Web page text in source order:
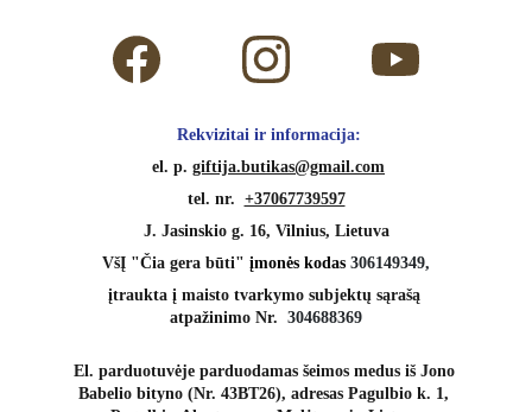
Rekvizitai ir informacija:
el. p. giftija.butikas@gmail.com
tel. nr. +37067739597
J. Jasinskio g. 16, Vilnius, Lietuva
VšĮ "Čia gera būti" įmonės kodas 306149349,
įtraukta į maisto tvarkymo subjektų sąrašą
atpažinimo Nr. 304688369
El. parduotuvėje parduodamas šeimos medus iš Jono
Babelio bityno (Nr. 43BT26), adresas Pagulbio k. 1,